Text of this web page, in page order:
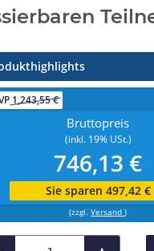
1,243,55 €
Bruttopreis
(inkl. 19% USt.)
746,13 €
Sie sparen 497,42 €
(zzgl.Versand)